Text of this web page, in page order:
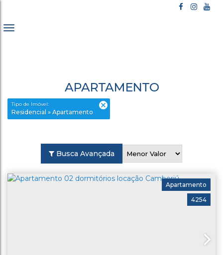
APARTAMENTO
Tipo de Imóvel:
Residencial » Apartamento
Busca Avançada
4254
Apartamento